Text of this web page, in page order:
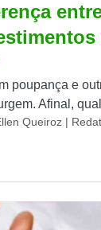
poupança e
Afinal,
Queiroz |